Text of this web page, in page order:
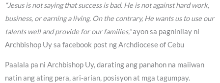
“Jesus is not saying that success is bad. He is not against hard work,
business, or earning a living. On the contrary, He wants us to use our
talents well and provide for our families,”ayon sa pagninilay ni
Archbishop Uy sa facebook post ng Archdiocese of Cebu
Paalala pa ni Archbishop Uy, darating ang panahon na maiiwan
natin ang ating pera, ari-arian, posisyon at mga tagumpay.